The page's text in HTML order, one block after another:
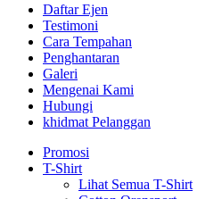
Daftar Ejen
Testimoni
Cara Tempahan
Penghantaran
Galeri
Mengenai Kami
Hubungi
khidmat Pelanggan
Promosi
T-Shirt
Lihat Semua T-Shirt